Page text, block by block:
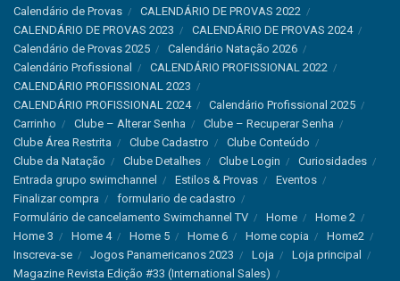
Calendário de Provas
CALENDÁRIO DE PROVAS 2022
CALENDÁRIO DE PROVAS 2023
CALENDÁRIO DE PROVAS 2024
Calendário de Provas 2025
Calendário Natação 2026
Calendário Profissional
CALENDÁRIO PROFISSIONAL 2022
CALENDÁRIO PROFISSIONAL 2023
CALENDÁRIO PROFISSIONAL 2024
Calendário Profissional 2025
Carrinho
Clube – Alterar Senha
Clube – Recuperar Senha
Clube Área Restrita
Clube Cadastro
Clube Conteúdo
Clube da Natação
Clube Detalhes Clube Login
Curiosidades
Entrada grupo swimchannel
Estilos & Provas
Eventos
Finalizar compra
formulario de cadastro
Formulário de cancelamento Swimchannel TV
Home
Home 2
Home 3
Home 4 Home 5 Home 6 Home copia
Home2
Inscreva-se
Jogos Panamericanos 2023 Loja
Loja principal
Magazine Revista Edição #33 (International Sales)